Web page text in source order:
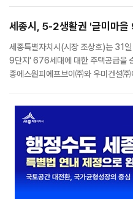
지원을
받침해 달라”고
서 방학
력 향상
세종시, 5-2생활권 '글미마
세종특별자치시(시장 조상호)는 31
9단지' 676세대에 대한 주택공급을 승인했다고 밝
종에스원피에프브이㈜와 우미건설
비롯해 다자...